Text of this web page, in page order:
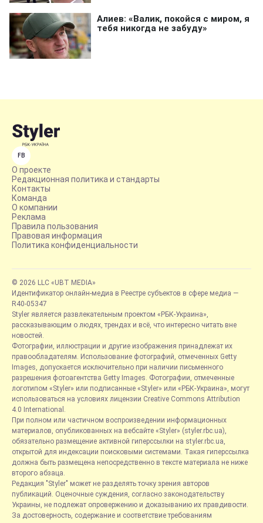
FB
О проекте
Редакционная политика и стандарты
Контакты
Команда
О компании
Реклама
Правила пользования
Правовая информация
Политика конфиденциальности
© 2026 LLC «UBT MEDIA»
Идентификатор онлайн-медиа в Реестре субъектов в сфере медиа —
R40-05347
Styler является развлекательным проектом «РБК-Украина»,
рассказывающим о людях, трендах и всё, что интересно читать вне
новостей.
Фотографии, иллюстрации и другие изображения принадлежат их
правообладателям. Использование фотографий, отмеченных Getty
Images, допускается исключительно при наличии письменного
разрешения фотоагентства Getty Images. Фотографии, отмеченные
логотипом «Styler» или подписанные «Styler» или «РБК-Украина», могут
использоваться на условиях лицензии Creative Commons Attribution
4.0 International.
При полном или частичном воспроизведении информационных
материалов, опубликованных на вебсайте «Styler» (styler.rbc.ua),
обязательно размещение активной гиперссылки на styler.rbc.ua,
открытой для индексации поисковыми системами. Такая гиперссылка
должна быть размещена непосредственно в тексте материала не ниже
второго абзаца.
Редакция "Styler" может не разделять точку зрения авторов
публикаций. Оценочные суждения, согласно законодательству
Украины, не подлежат опровержению и доказыванию их правдивости.
За достоверность, содержание и соответствие требованиям